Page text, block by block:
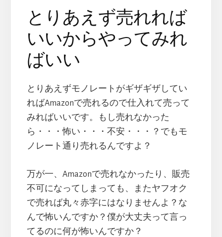
とりあえず売れれば
いいからやってみれ
ばいい
とりあえずモノレートがギザギザしてい
ればAmazonで売れるので仕入れて売って
みればいいです。もし売れなかった
ら・・・怖い・・・不安・・・？でもモ
ノレート通り売れるんですよ？
万が一、Amazonで売れなかったり、販売
不可になってしまっても、またヤフオク
で売れば丸々赤字にはなりませんよ？な
んで怖いんですか？僕が大丈夫って言っ
てるのに何が怖いんですか？